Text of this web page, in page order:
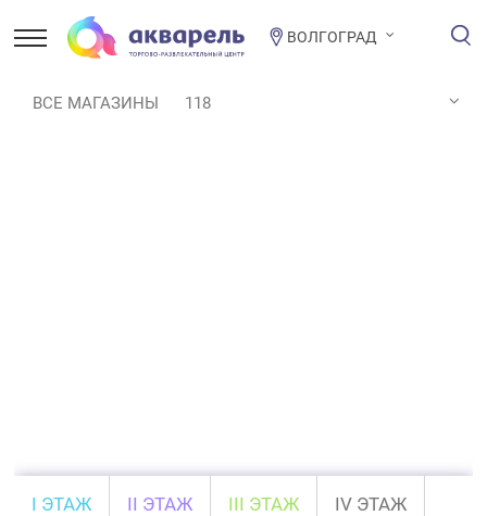
ВОЛГОГРАД
ВСЕ МАГАЗИНЫ 118
I ЭТАЖ II ЭТАЖ III ЭТАЖ IV ЭТАЖ